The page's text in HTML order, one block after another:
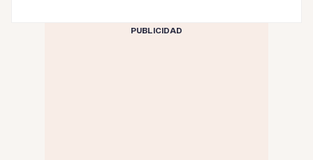
PUBLICIDAD